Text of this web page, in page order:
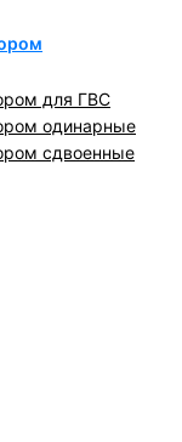
для ГВС
одинарные
сдвоенные